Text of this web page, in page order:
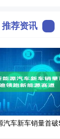
推荐资讯
汽车新车销量首